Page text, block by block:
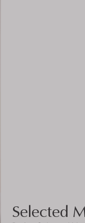
Selected